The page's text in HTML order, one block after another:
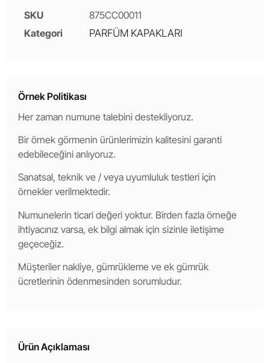
SKU
875CC00011
Kategori
PARFÜM KAPAKLARI
Örnek Politikası
Her zaman numune talebini destekliyoruz.
Bir örnek görmenin ürünlerimizin kalitesini garanti
edebileceğini anlıyoruz.
Sanatsal, teknik ve / veya uyumluluk testleri için
örnekler verilmektedir.
Numunelerin ticari değeri yoktur. Birden fazla örneğe
ihtiyacınız varsa, ek bilgi almak için sizinle iletişime
geçeceğiz.
Müşteriler nakliye, gümrükleme ve ek gümrük
ücretlerinin ödenmesinden sorumludur.
Ürün Açıklaması